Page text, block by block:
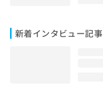
新着インタビュー記事